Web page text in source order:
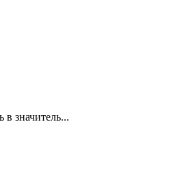
в значитель­...